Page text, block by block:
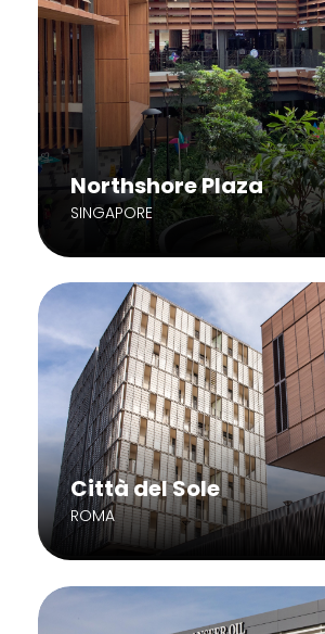
Northshore Plaza
SINGAPORE
Città del Sole
ROMA